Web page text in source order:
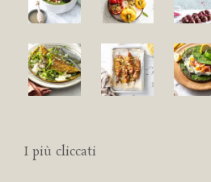
I più cliccati